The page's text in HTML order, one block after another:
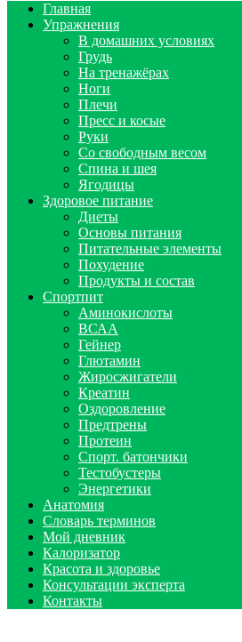
Главная
Упражнения
В домашних условиях
Грудь
На тренажёрах
Ноги
Плечи
Пресс и косые
Руки
Со свободным весом
Спина и шея
Ягодицы
Здоровое питание
Диеты
Основы питания
Питательные элементы
Похудение
Продукты и состав
Спортпит
Аминокислоты
ВСАА
Гейнер
Глютамин
Жиросжигатели
Креатин
Оздоровление
Предтрены
Протеин
Спорт. батончики
Тестобустеры
Энергетики
Анатомия
Словарь терминов
Мой дневник
Калоризатор
Красота и здоровье
Консультации эксперта
Контакты